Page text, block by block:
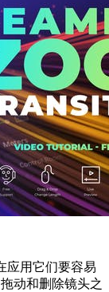
应用它们要容易
动和删除镜头之